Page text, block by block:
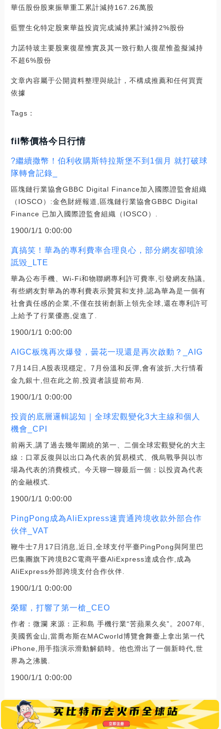
華伍股份股東振華重工累計減持167.26萬股
藍豐生化特定股東華益投資完成減持累計減持2%股份
力諾特玻主要股東復星惟實及其一致行動人復星惟盈擬減持
不超6%股份
文章內容屬于公開資料整理與統計，不構成推薦和任何買賣
依據
Tags：
fil幣價格今日行情
?繼續撒幣！伯利收購斯特拉斯堡不到1個月 就打破球
隊轉會記錄_
區塊鏈行業協會GBBC Digital Finance加入國際證監會組織
（IOSCO）:金色財經報道,區塊鏈行業協會GBBC Digital
Finance 已加入國際證監會組織（IOSCO）.
1900/1/1 0:00:00
真搞笑！華為的專利費率合理良心，部分網友卻噴涂
詆毀_LTE
華為公布手機、Wi-Fi和物聯網專利許可費率,引發網友熱議。
有些網友對華為的專利費表示贊賞和支持,認為華為是一個有
社會責任感的企業,不僅在技術創新上領先全球,還在專利許可
上給予了行業優惠,促進了.
1900/1/1 0:00:00
AIGC板塊再次爆發，曇花一現還是再次啟動？_AIG
7月14日,A股表現穩定。7月份溫和反彈,會有波折,大行情看
金九銀十,但在此之前,投資者該提前布局.
1900/1/1 0:00:00
投資的底層邏輯認知｜全球宏觀變化3大主線和個人
機會_CPI
前兩天,講了過去幾年圍繞的第一、二個全球宏觀變化的大主
線：口罩反復與以出口為代表的貿易模式、俄烏戰爭與以市
場為代表的消費模式。今天聊一聊最后一個：以投資為代表
的金融模式.
1900/1/1 0:00:00
PingPong成為AliExpress速賣通跨境收款外部合作
伙伴_VAT
鞭牛士7月17日消息,近日,全球支付平臺PingPong與阿里巴
巴集團旗下跨境B2C電商平臺AliExpress達成合作,成為
AliExpress外部跨境支付合作伙伴.
1900/1/1 0:00:00
榮耀，打響了第一槍_CEO
作者：微瀾 來源：正和島 手機行業“苦蘋果久矣”。2007年,
美國舊金山,當喬布斯在MACworld博覽會舞臺上拿出第一代
iPhone,用手指演示滑動解鎖時。他也滑出了一個新時代,世
界為之沸騰.
1900/1/1 0:00:00